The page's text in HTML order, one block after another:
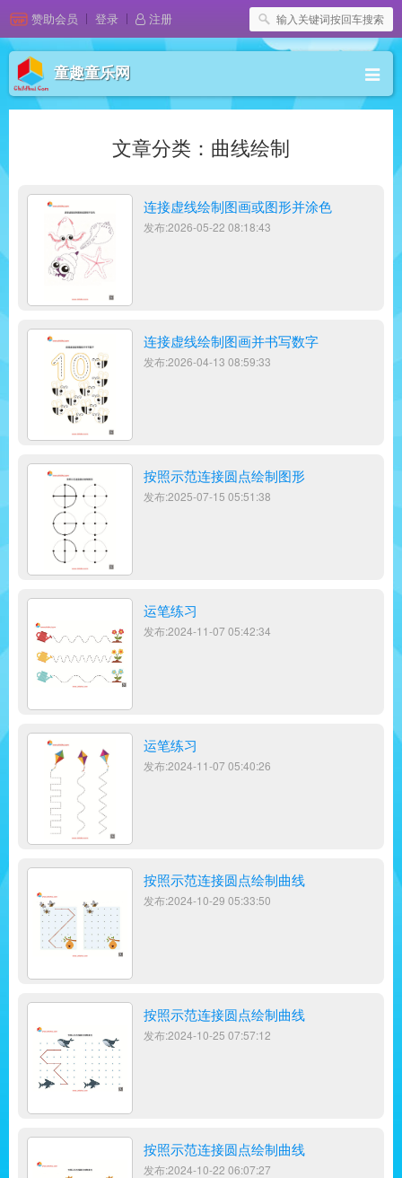
赞助会员 登录 注册
童趣童乐网
文章分类：曲线绘制
连接虚线绘制图画或图形并涂色
发布:2026-05-22 08:18:43
连接虚线绘制图画并书写数字
发布:2026-04-13 08:59:33
按照示范连接圆点绘制图形
发布:2025-07-15 05:51:38
运笔练习
发布:2024-11-07 05:42:34
运笔练习
发布:2024-11-07 05:40:26
按照示范连接圆点绘制曲线
发布:2024-10-29 05:33:50
按照示范连接圆点绘制曲线
发布:2024-10-25 07:57:12
按照示范连接圆点绘制曲线
发布:2024-10-22 06:07:27